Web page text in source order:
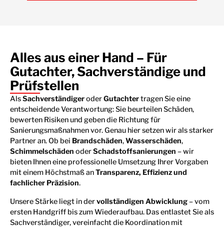
Alles aus einer Hand – Für
Gutachter, Sachverständige und
Prüfstellen
AlsSachverständigeroderGutachtertragen Sie eine
entscheidende Verantwortung: Sie beurteilen Schäden,
bewerten Risiken und geben die Richtung für
Sanierungsmaßnahmen vor. Genau hier setzen wir als starker
Partner an. Ob bei Brandschäden,Wasserschäden,
Schimmelschäden oderSchadstoffsanierungen – wir
bieten Ihnen eine professionelle Umsetzung Ihrer Vorgaben
mit einem Höchstmaß anTransparenz, Effizienz und
fachlicher Präzision.
Unsere Stärke liegt in dervollständigen Abwicklung– vom
ersten Handgriff bis zum Wiederaufbau. Das entlastet Sie als
Sachverständiger, vereinfacht die Koordination mit